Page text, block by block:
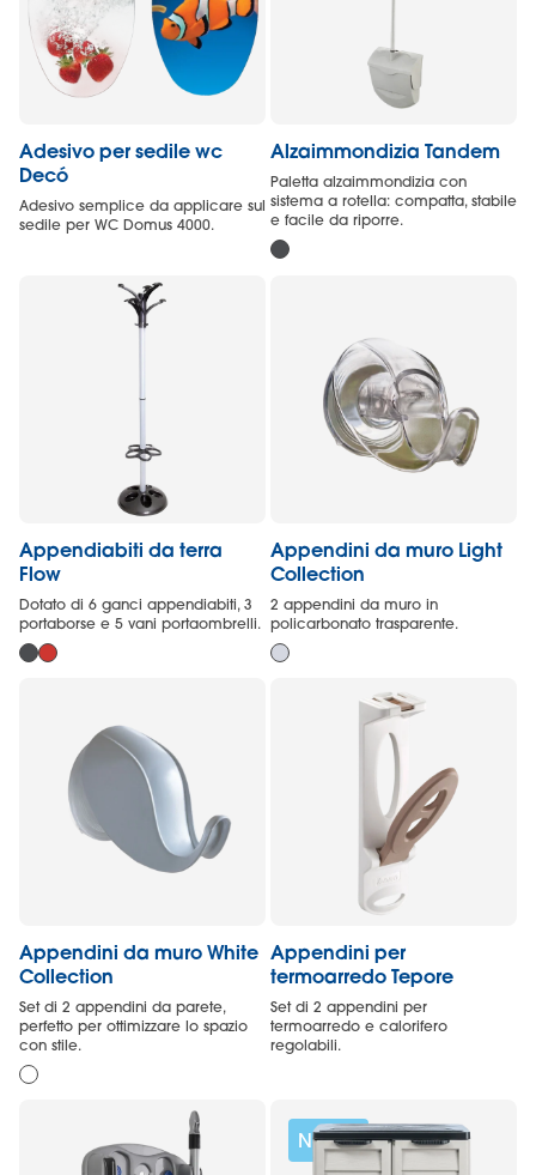
Adesivo per sedile wc
Decó
Adesivo semplice da applicare sul
sedile per WC Domus 4000.
Alzaimmondizia Tandem
Paletta alzaimmondizia con
sistema a rotella: compatta, stabile
e facile da riporre.
Appendiabiti da terra
Flow
Dotato di 6 ganci appendiabiti, 3
portaborse e 5 vani portaombrelli.
Appendini da muro Light
Collection
2 appendini da muro in
policarbonato trasparente.
Appendini da muro White
Collection
Set di 2 appendini da parete,
perfetto per ottimizzare lo spazio
con stile.
Appendini per
termoarredo Tepore
Set di 2 appendini per
termoarredo e calorifero
regolabili.
Novità